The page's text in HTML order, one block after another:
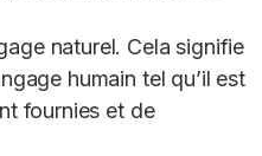
naturel. Cela signifie
humain tel qu’il est
fournies et de